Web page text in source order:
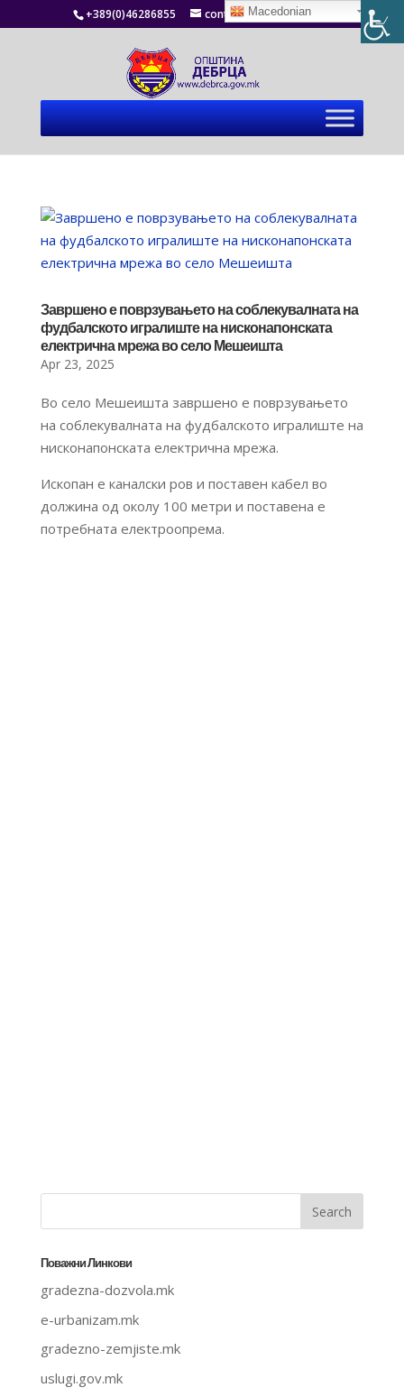
+389(0)46286855 contact@debrca.gov.mk
Завршено е поврзувањето на соблекувалната на
фудбалското игралиште на нисконапонската
електрична мрежа во село Мешеишта
Apr 23, 2025
Во село Мешеишта завршено е поврзувањето
на соблекувалната на фудбалското игралиште на
нисконапонската електрична мрежа.
Ископан е каналски ров и поставен кабел во
должина од околу 100 метри и поставена е
потребната електроопрема.
Поважни Линкови
gradezna-dozvola.mk
e-urbanizam.mk
gradezno-zemjiste.mk
uslugi.gov.mk
Macedonian